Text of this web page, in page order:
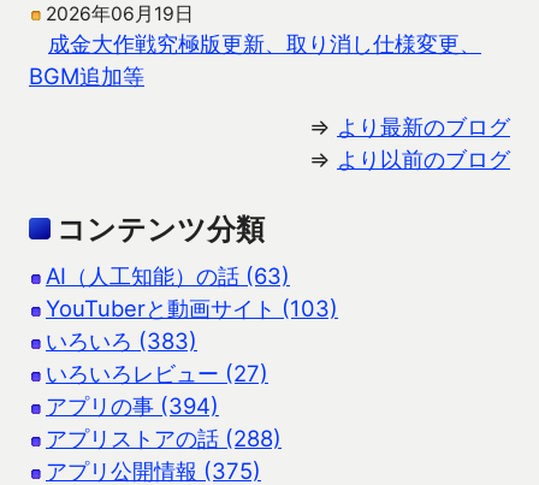
2026年06月19日
成金大作戦究極版更新、取り消し仕様変更、
BGM追加等
⇒ より最新のブログ
⇒ より以前のブログ
コンテンツ分類
AI（人工知能）の話 (63)
YouTuberと動画サイト (103)
いろいろ (383)
いろいろレビュー (27)
アプリの事 (394)
アプリストアの話 (288)
アプリ公開情報 (375)